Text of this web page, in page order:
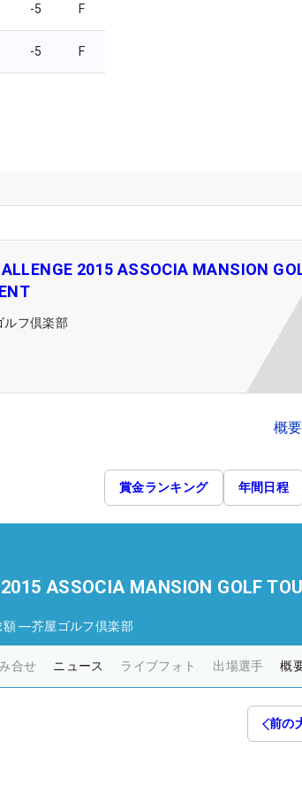
-5 F
-5 F
2015 ASSOCIA MANSION
ルフ倶楽部
概
賞金ランキング 年間日程
ASSOCIA MANSION GOLF
額 ―芥屋ゴルフ倶楽部
合せ ニュース ライブフォト 出場選手 概
前の